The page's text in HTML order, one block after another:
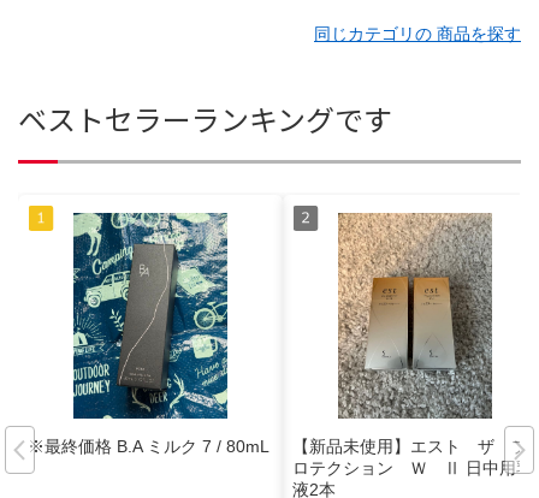
同じカテゴリの 商品を探す
ベストセラーランキングです
※最終価格 B.A ミルク 7 / 80mL
【新品未使用】エスト ザ プ
ロテクション Ｗ Ⅱ 日中用乳
液2本